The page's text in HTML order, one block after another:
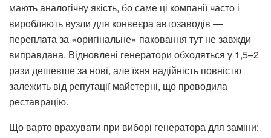
мають аналогічну якість, бо саме ці компанії часто і
виробляють вузли для конвеєра автозаводів —
переплата за «оригінальне» паковання тут не завжди
виправдана. Відновлені генератори обходяться у 1,5–2
рази дешевше за нові, але їхня надійність повністю
залежить від репутації майстерні, що проводила
реставрацію.
Що варто врахувати при виборі генератора для заміни: